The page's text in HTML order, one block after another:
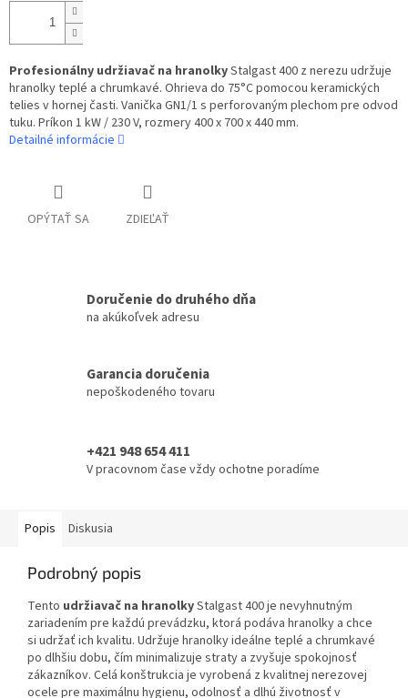
Profesionálny udržiavač na hranolkyStalgast 400 z nerezu udržuje
hranolky teplé a chrumkavé. Ohrieva do 75°C pomocou keramických
telies v hornej časti. Vanička GN1/1 s perforovaným plechom pre odvod
tuku. Príkon 1 kW / 230 V, rozmery 400 x 700 x 440 mm.
Detailné informácie
OPÝTAŤ SA ZDIEĽAŤ
Doručenie do druhého dňa
na akúkoľvek adresu
Garancia doručenia
nepoškodeného tovaru
+421 948 654 411
V pracovnom čase vždy ochotne poradíme
Popis Diskusia
Podrobný popis
Tento udržiavač na hranolkyStalgast 400 je nevyhnutným
zariadením pre každú prevádzku, ktorá podáva hranolky a chce
si udržať ich kvalitu. Udržuje hranolky ideálne teplé a chrumkavé
po dlhšiu dobu, čím minimalizuje straty a zvyšuje spokojnosť
zákazníkov. Celá konštrukcia je vyrobená z kvalitnej nerezovej
ocele pre maximálnu hygienu, odolnosť a dlhú životnosť v